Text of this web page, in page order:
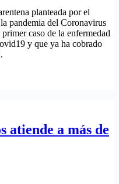
planteada por el
pandemia del Coronavirus
caso de la enfermedad
y que ya ha cobrado
atiende a más de